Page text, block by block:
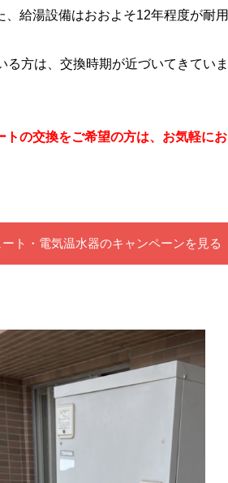
、給湯設備はおおよそ12年程度が耐
る方は、交換時期が近づいてきてい
トの交換をご希望の方は、お気軽に
ト・電気温水器のキャンペーンを見る